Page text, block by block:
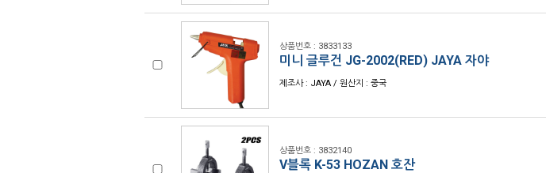
상품번호 : 3833133
미니 글루건 JG-2002(RED) JAYA 자야
제조사 : JAYA / 원산지 : 중국
상품번호 : 3832140
V블록 K-53 HOZAN 호잔